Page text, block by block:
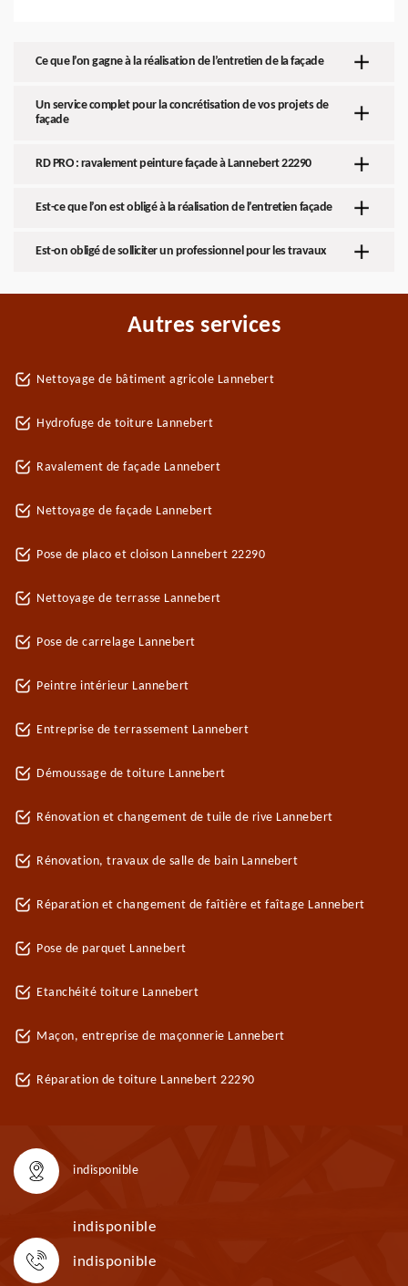
Ce que l’on gagne à la réalisation de l’entretien de la façade
Un service complet pour la concrétisation de vos projets de
façade
RD PRO : ravalement peinture façade à Lannebert 22290
Est-ce que l’on est obligé à la réalisation de l’entretien façade
Est-on obligé de solliciter un professionnel pour les travaux
Autres services
Nettoyage de bâtiment agricole Lannebert
Hydrofuge de toiture Lannebert
Ravalement de façade Lannebert
Nettoyage de façade Lannebert
Pose de placo et cloison Lannebert 22290
Nettoyage de terrasse Lannebert
Pose de carrelage Lannebert
Peintre intérieur Lannebert
Entreprise de terrassement Lannebert
Démoussage de toiture Lannebert
Rénovation et changement de tuile de rive Lannebert
Rénovation, travaux de salle de bain Lannebert
Réparation et changement de faîtière et faîtage Lannebert
Pose de parquet Lannebert
Etanchéité toiture Lannebert
Maçon, entreprise de maçonnerie Lannebert
Réparation de toiture Lannebert 22290
indisponible
indisponible
indisponible